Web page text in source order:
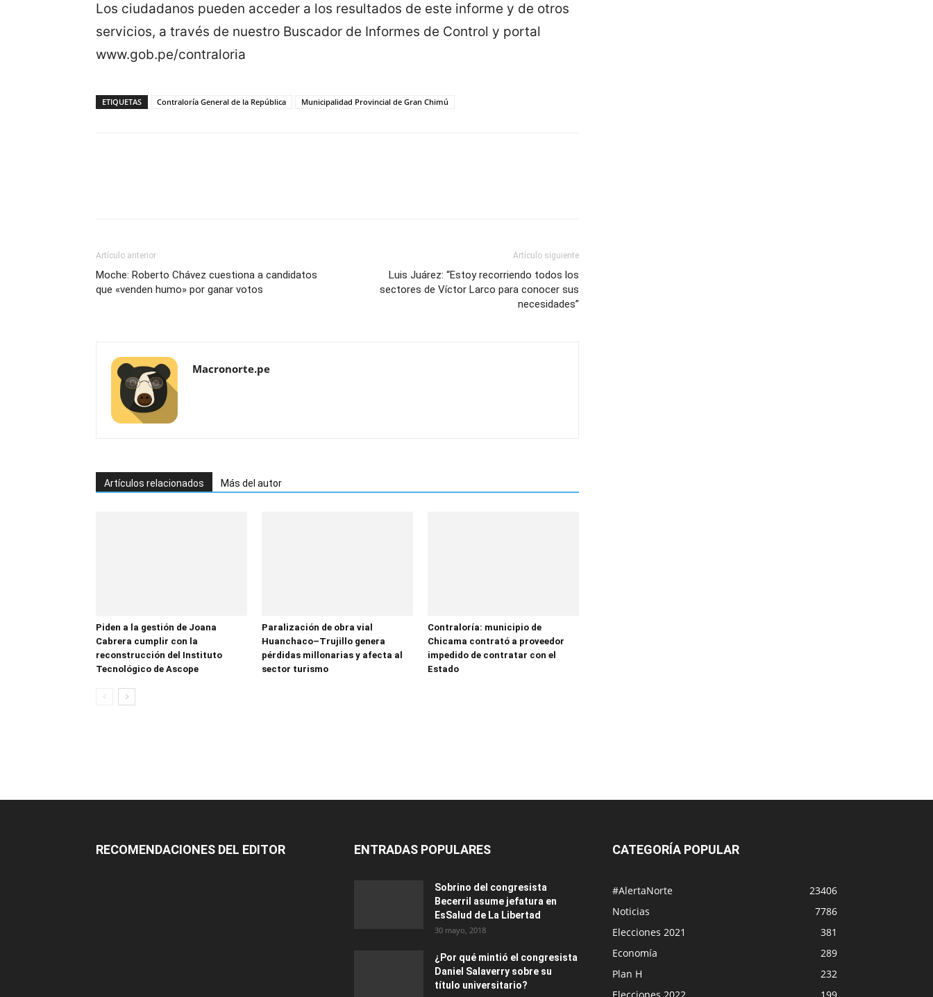
Los ciudadanos pueden acceder a los resultados de este informe y de otros
servicios, a través de nuestro Buscador de Informes de Control y portal
www.gob.pe/contraloria
ETIQUETAS Contraloría General de la República Municipalidad Provincial de Gran Chimú
Artículo anterior
Moche: Roberto Chávez cuestiona a candidatos
que «venden humo» por ganar votos
Artículo siguiente
Luis Juárez: “Estoy recorriendo todos los
sectores de Víctor Larco para conocer sus
necesidades”
Macronorte.pe
Artículos relacionados Más del autor
Piden a la gestión de Joana
Cabrera cumplir con la
reconstrucción del Instituto
Tecnológico de Ascope
Paralización de obra vial
Huanchaco–Trujillo genera
pérdidas millonarias y afecta al
sector turismo
Contraloría: municipio de
Chicama contrató a proveedor
impedido de contratar con el
Estado
RECOMENDACIONES DEL EDITOR ENTRADAS POPULARES
Sobrino del congresista
Becerril asume jefatura en
EsSalud de La Libertad
30 mayo, 2018
¿Por qué mintió el congresista
Daniel Salaverry sobre su
título universitario?
CATEGORÍA POPULAR
#AlertaNorte
23406
Noticias
7786
Elecciones 2021
381
Economía
289
Plan H
232